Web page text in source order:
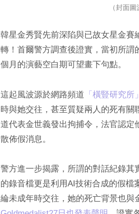
（封面
韓星金秀賢先前深陷與已故女星金
轉！首爾警方調查後證實，當初所謂
個月的演藝空白期可望畫下句點。
這起風波源於網路頻道 「橫豎研究
時與她交往，甚至質疑兩人的死有
道代表金世義發出拘捕令，法官認
散佈假消息。
警方進一步揭露，所謂的對話紀錄其
的錄音檔更是利用AI技術合成的假檔
綸未成年時交往，她的死亡背景也與